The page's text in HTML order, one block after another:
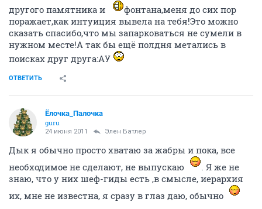
другого памятника и
фонтана,меня до сих пор
поражает,как интуиция вывела на тебя!Это можно
сказать спасибо,что мы запарковаться не сумели в
нужном месте!А так бы ещё полдня метались в
поисках друг друга:АУ
ОТВЕТИТЬ
Ёлочка_Палочка
guru
24 июня 2011 Элен Батлер
Дык я обычно просто хватаю за жабры и пока, все
необходимое не сделают, не выпускаю
. Я же не
знаю, что у них шеф-гиды есть ,в смысле, иерархия
их, мне не известна, я сразу в глаз даю, обычно